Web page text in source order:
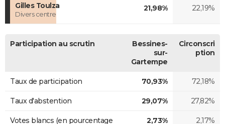
Gilles Toulza
Divers centre
21,98% 22,19%
Participation au scrutin
Bessines-
sur-
Gartempe
Circonscri
ption
Taux de participation 70,93% 72,18%
Taux d'abstention 29,07% 27,82%
Votes blancs (en pourcentage
2,73% 2,17%